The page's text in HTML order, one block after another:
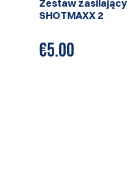
Zestaw zasilający
SHOTMAXX 2
€5.00